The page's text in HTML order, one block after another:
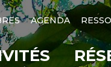
AGENDA